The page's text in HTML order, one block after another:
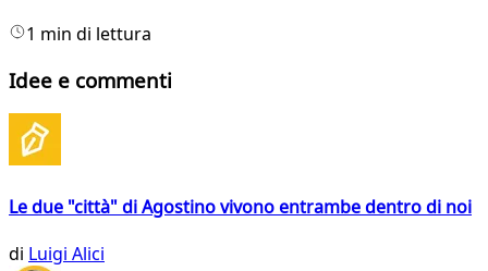
1 min di lettura
Idee e commenti
Le due "città" di Agostino vivono entrambe dentro di noi
di Luigi Alici